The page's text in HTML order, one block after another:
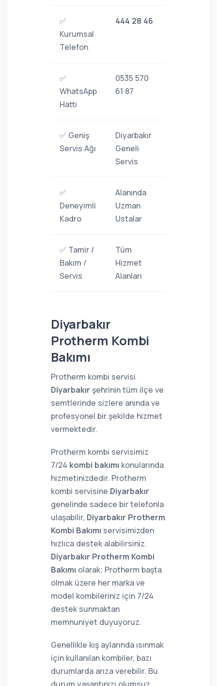
✅
Kurumsal
Telefon
444 28 46
✅
WhatsApp
Hattı
0535 570
61 87
✅ Geniş
Servis Ağı
Diyarbakır
Geneli
Servis
✅
Deneyimli
Kadro
Alanında
Uzman
Ustalar
✅ Tamir /
Bakım /
Servis
Tüm
Hizmet
Alanları
Diyarbakır
Protherm Kombi
Bakımı
Protherm kombi servisi
Diyarbakır şehrinin tüm ilçe ve
semtlerinde sizlere anında ve
profesyonel bir şekilde hizmet
vermektedir.
Protherm kombi servisimiz
7/24 kombi bakımı konularında
hizmetinizdedir. Protherm
kombi servisine Diyarbakır
genelinde sadece bir telefonla
ulaşabilir, Diyarbakır Protherm
Kombi Bakımı servisimizden
hızlıca destek alabilirsiniz.
Diyarbakır Protherm Kombi
Bakımı olarak; Protherm başta
olmak üzere her marka ve
model kombileriniz için 7/24
destek sunmaktan
memnuniyet duyuyoruz.
Genellikle kış aylarında ısınmak
için kullanılan kombiler, bazı
durumlarda arıza verebilir. Bu